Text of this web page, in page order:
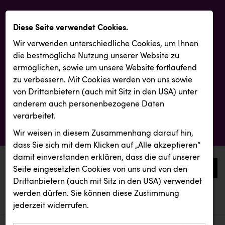
0
aktuelle aussendungen
aktuelle aussendungen
Diese Seite verwendet Cookies.
Wir verwenden unterschiedliche Cookies, um Ihnen
die best­mögliche Nutzung unserer Website zu
ermöglichen, sowie um unsere Website fortlaufend
zu verbessern. Mit Cookies werden von uns sowie
von Drittanbietern (auch mit Sitz in den USA) unter
anderem auch personenbezogene Daten
verarbeitet.
Wir weisen in diesem Zusammenhang darauf hin,
dass Sie sich mit dem Klicken auf „Alle akzeptieren“
damit ein­ver­standen erklären, dass die auf unserer
Seite eingesetzten Cookies von uns und von den
Drittanbietern (auch mit Sitz in den USA) verwendet
werden dürfen. Sie können diese Zustimmung
jederzeit widerrufen.